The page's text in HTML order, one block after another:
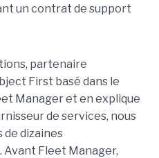
un contrat de support
partenaire
First basé dans le
Manager et en explique
de services, nous
dizaines
Fleet Manager,